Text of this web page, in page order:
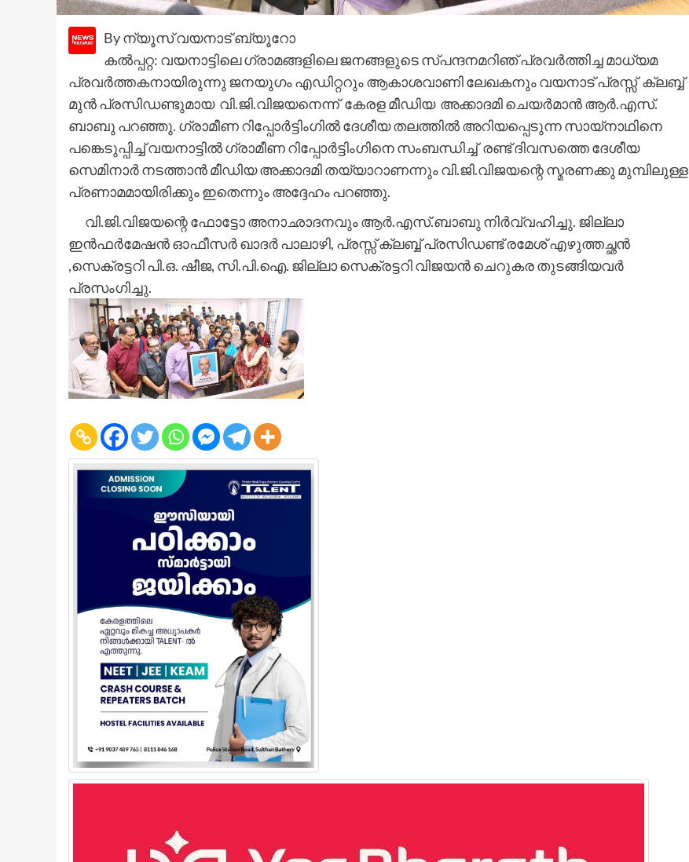
By ന്യൂസ് വയനാട് ബ്യൂറോ
കൽപ്പറ്റ: വയനാട്ടിലെ ഗ്രാമങ്ങളിലെ ജനങ്ങളുടെ സ്പന്ദനമറിഞ് പ്രവർത്തിച്ച മാധ്യമ
പ്രവർത്തകനായിരുന്നു ജനയുഗം എഡിറ്ററും ആകാശവാണി ലേഖകനും വയനാട് പ്രസ്സ് ക്ലബ്ബ്
മുൻ പ്രസിഡണ്ടുമായ വി.ജി.വിജയനെന്ന് കേരള മീഡിയ അക്കാദമി ചെയർമാൻ ആർ.എസ്.
ബാബു പറഞ്ഞു. ഗ്രാമീണ റിപ്പോർട്ടിംഗിൽ ദേശീയ തലത്തിൽ അറിയപ്പെടുന്ന സായ്നാഥിനെ
പങ്കെടുപ്പിച്ച് വയനാട്ടിൽ ഗ്രാമീണ റിപ്പോർട്ടിംഗിനെ സംബന്ധിച്ച് രണ്ട് ദിവസത്തെ ദേശീയ
സെമിനാർ നടത്താൻ മീഡിയ അക്കാദമി തയ്യാറാണന്നും വി.ജി.വിജയന്റെ സ്മരണക്കു മുമ്പിലുള്ള
പ്രണാമമായിരിക്കും ഇതെന്നും അദ്ദേഹം പറഞ്ഞു.
വി.ജി.വിജയന്റെ ഫോട്ടോ അനാഛാദനവും ആർ.എസ്.ബാബു നിർവ്വഹിച്ചു. ജില്ലാ
ഇൻഫർമേഷൻ ഓഫീസർ ഖാദർ പാലാഴി, പ്രസ്സ് ക്ലബ്ബ് പ്രസിഡണ്ട് രമേശ് എഴുത്തച്ഛൻ
,സെക്രട്ടറി പി.ഒ. ഷീജ, സി.പി.ഐ. ജില്ലാ സെക്രട്ടറി വിജയൻ ചെറുകര തുടങ്ങിയവർ
പ്രസംഗിച്ചു.